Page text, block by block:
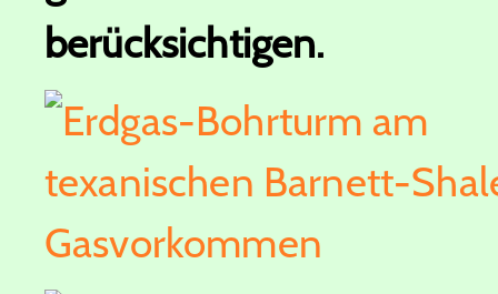
berücksichtigen.